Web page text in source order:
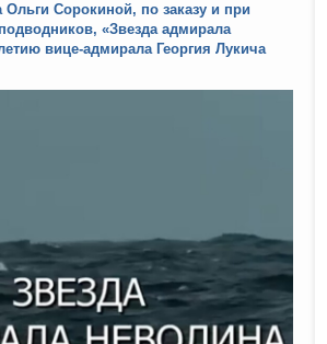
Сорокиной, по заказу и при
«Звезда адмирала
вице-адмирала Георгия Лукича